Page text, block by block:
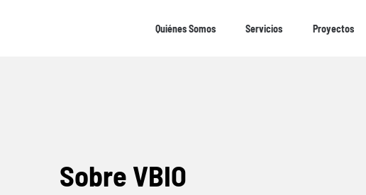
Quiénes Somos ​Servicios Proyectos
Quiénes Somos ​Servicios Proyectos
Sobre VBIO